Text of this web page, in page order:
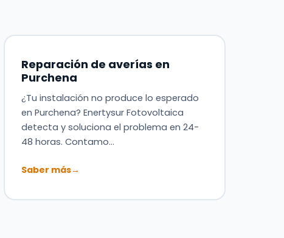
Reparación de averías en
Purchena
¿Tu instalación no produce lo esperado
en Purchena? Enertysur Fotovoltaica
detecta y soluciona el problema en 24-
48 horas. Contamo…
Saber más→